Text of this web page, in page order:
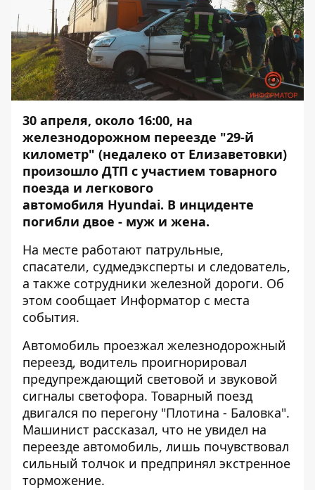
30 апреля, около 16:00, на
железнодорожном переезде "29-й
километр" (недалеко от Елизаветовки)
произошло ДТП с участием товарного
поезда и легкового
автомобиля Hyundai. В инциденте
погибли двое - муж и жена.
На месте работают патрульные,
спасатели, судмедэксперты и следователь,
а также сотрудники железной дороги. Об
этом сообщает Информатор с места
события.
Автомобиль проезжал железнодорожный
переезд, водитель проигнорировал
предупреждающий световой и звуковой
сигналы светофора. Товарный поезд
двигался по перегону "Плотина - Баловка".
Машинист рассказал, что не увидел на
переезде автомобиль, лишь почувствовал
сильный толчок и предпринял экстренное
торможение.